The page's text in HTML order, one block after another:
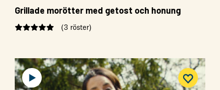
Grillade morötter med getost och honung
(3 röster)